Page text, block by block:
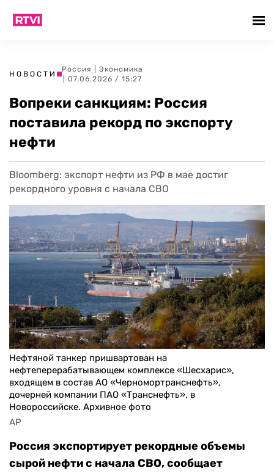
НОВОСТИ
Россия
Экономика
| 07.06.2026 / 15:27
Вопреки санкциям: Россия
поставила рекорд по экспорту
нефти
Bloomberg: экспорт нефти из РФ в мае достиг
рекордного уровня с начала СВО
Нефтяной танкер пришвартован на
нефтеперерабатывающем комплексе «Шесхарис»,
входящем в состав АО «Черномортранснефть»,
дочерней компании ПАО «Транснефть», в
Новороссийске. Архивное фото
AP
Россия экспортирует рекордные объемы
сырой нефти с начала СВО, сообщает